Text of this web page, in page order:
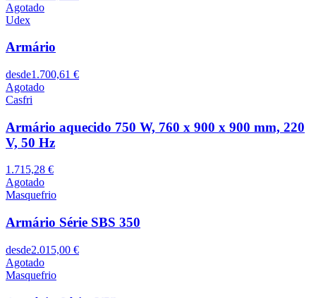
Agotado
Udex
Armário
desde1.700,61 €
Agotado
Casfri
Armário aquecido 750 W, 760 x 900 x 900 mm, 220
V, 50 Hz
1.715,28 €
Agotado
Masquefrio
Armário Série SBS 350
desde2.015,00 €
Agotado
Masquefrio